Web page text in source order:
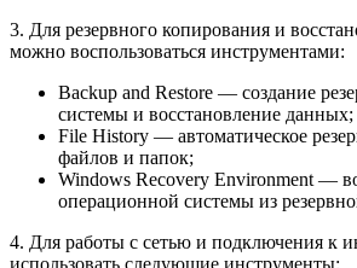
3. Для резервного копирования и
можно воспользоваться инструментами:
Backup and Restore — создание
системы и восстановление данных;
File History — автоматическое
файлов и папок;
Windows Recovery Environment —
операционной системы из
4. Для работы с сетью и подключения к
использовать следующие инструменты: